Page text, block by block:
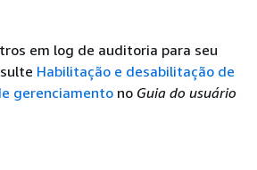
em log de auditoria para seu
Habilitação e desabilitação de
gerenciamento no Guia do usuário